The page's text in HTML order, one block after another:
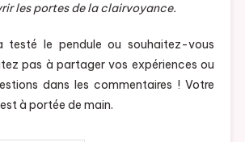
les portes de la clairvoyance.
testé le pendule ou souhaitez-vous
pas à partager vos expériences ou
dans les commentaires ! Votre
à portée de main.